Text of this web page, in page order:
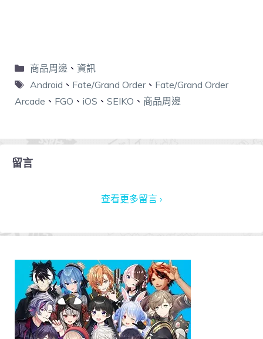
商品周邊 、 資訊
Android 、 Fate/Grand Order、 Fate/Grand Order
Arcade 、 FGO 、 iOS 、 SEIKO 、 商品周邊
留言
查看更多留言 ›